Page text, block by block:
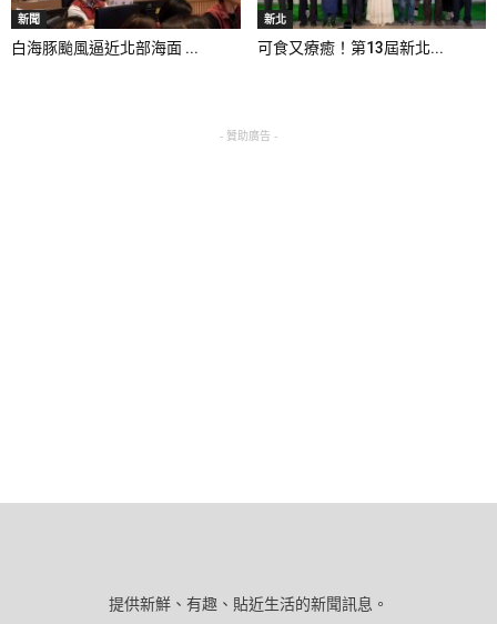
新聞
白海豚颱風逼近北部海面 ...
新北
可食又療癒！第13屆新北...
- 贊助廣告 -
提供新鮮、有趣、貼近生活的新聞訊息。